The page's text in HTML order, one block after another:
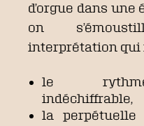
d’orgue dans une
on
interprétation qui
le
indéchiffrable,
la perpétuelle